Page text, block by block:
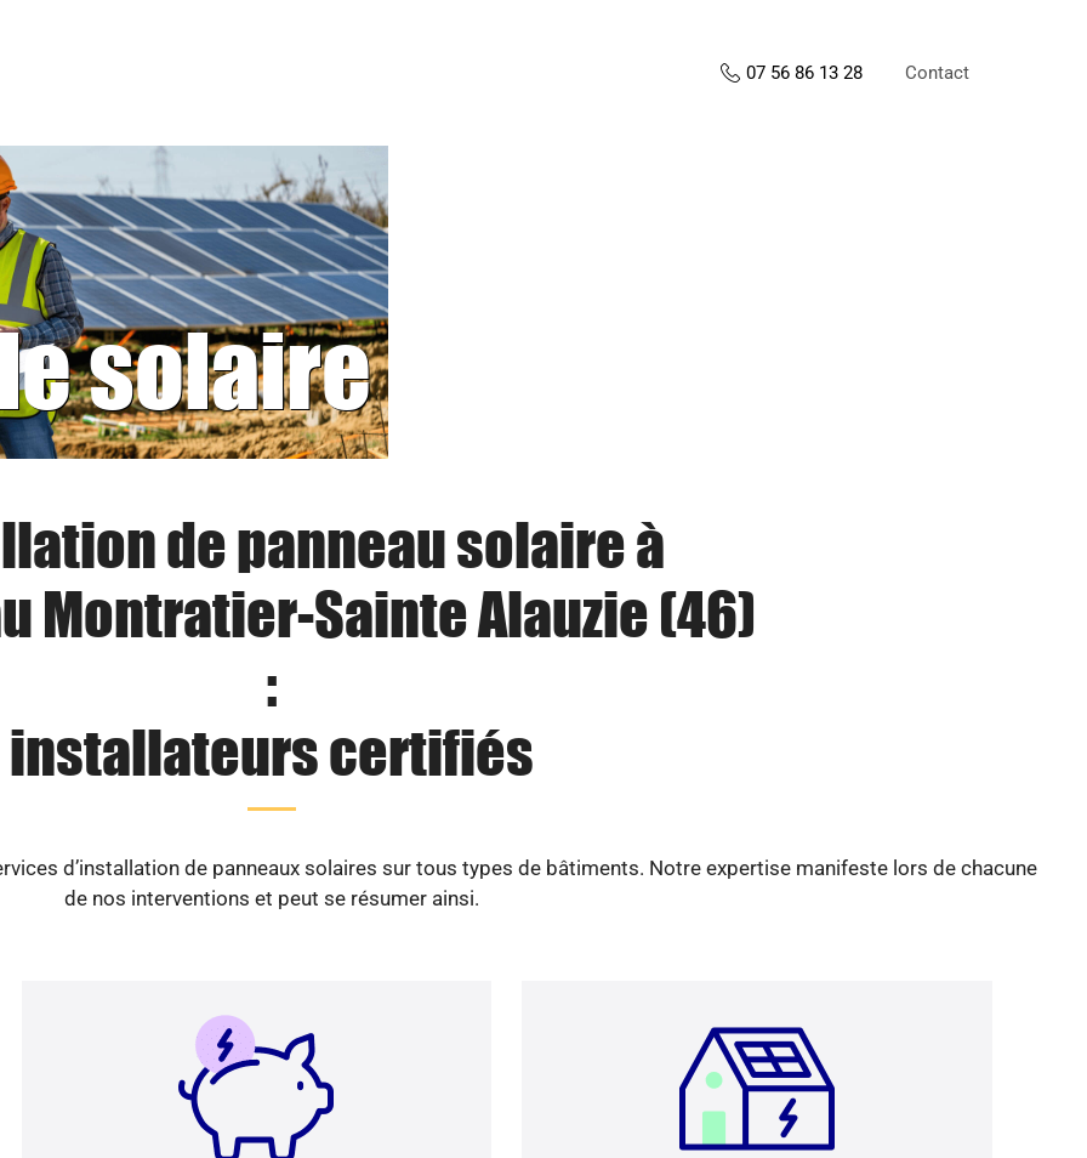
07 56 86 13 28 Contact
solaire
de panneau solaire à
Montratier-Sainte Alauzie (46)
:
installateurs certifiés
d’installation de panneaux solaires sur tous types de bâtiments. Notre expertise manifeste lors de chacune
de nos interventions et peut se résumer ainsi.